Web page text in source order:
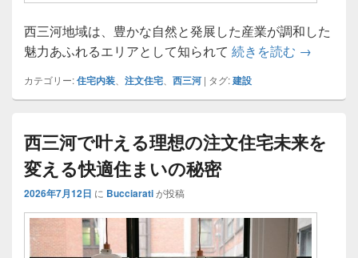
西三河地域は、豊かな自然と発展した産業が調和した
魅力あふれるエリアとして知られて 続きを読む 西三河で
→
カテゴリー:住宅内装 注文住宅 西三河 | タグ:建設
西三河で叶える理想の注文住宅未来を
変える快適住まいの秘密
2026年7月12日 に Bucciaratiが投稿